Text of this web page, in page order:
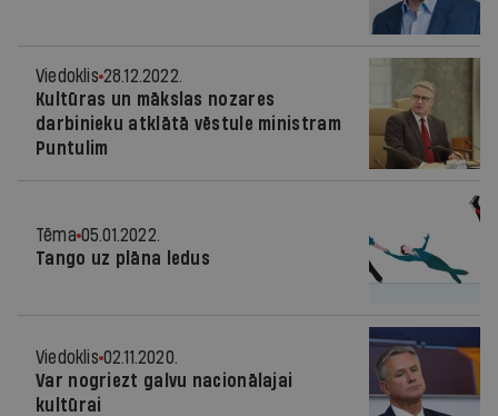
Viedoklis 28.12.2022.
Kultūras un mākslas nozares
darbinieku atklātā vēstule ministram
Puntulim
Tēma 05.01.2022.
Tango uz plāna ledus
Viedoklis 02.11.2020.
Var nogriezt galvu nacionālajai
kultūrai